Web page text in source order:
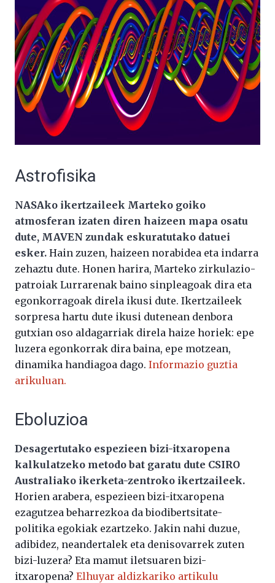
Astrofisika
NASAko ikertzaileek Marteko goiko
atmosferan izaten diren haizeen mapa osatu
dute, MAVEN zundak eskuratutako datuei
esker. Hain zuzen, haizeen norabidea eta indarra
zehaztu dute. Honen harira, Marteko zirkulazio-
patroiak Lurrarenak baino sinpleagoak dira eta
egonkorragoak direla ikusi dute. Ikertzaileek
sorpresa hartu dute ikusi dutenean denbora
gutxian oso aldagarriak direla haize horiek: epe
luzera egonkorrak dira baina, epe motzean,
dinamika handiagoa dago. Informazio guztia
arikuluan.
Eboluzioa
Desagertutako espezieen bizi-itxaropena
kalkulatzeko metodo bat garatu dute CSIRO
Australiako ikerketa-zentroko ikertzaileek.
Horien arabera, espezieen bizi-itxaropena
ezagutzea beharrezkoa da biodibertsitate-
politika egokiak ezartzeko. Jakin nahi duzue,
adibidez, neandertalek eta denisovarrek zuten
bizi-luzera? Eta mamut iletsuaren bizi-
itxaropena? Elhuyar aldizkariko artikulu